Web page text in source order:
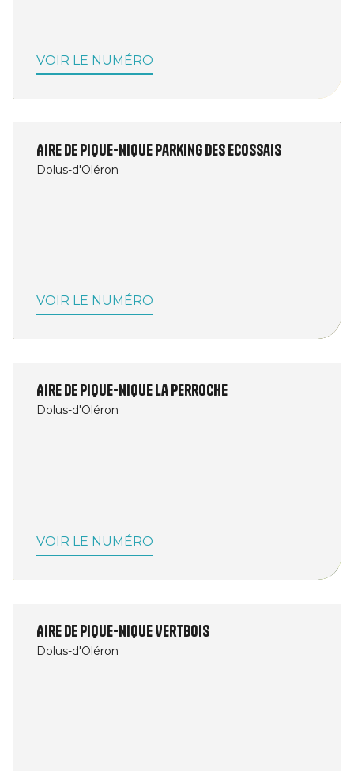
VOIR LE NUMÉRO
Aire de pique-nique Parking des Ecossais
Dolus-d'Oléron
VOIR LE NUMÉRO
Aire de pique-nique La Perroche
Dolus-d'Oléron
VOIR LE NUMÉRO
Aire de pique-nique Vertbois
Dolus-d'Oléron